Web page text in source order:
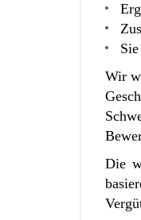
Wir
Die